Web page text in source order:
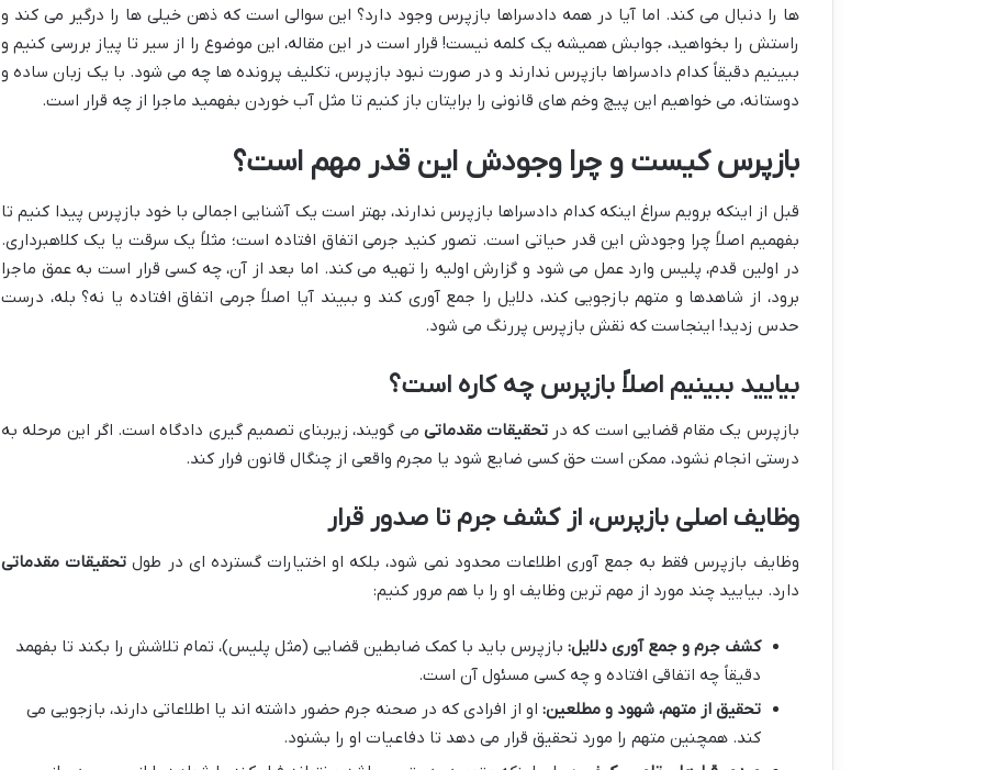
ها را دنبال می کند. اما آیا در همه دادسراها بازپرس وجود دارد؟ این سوالی است که ذهن خیلی ها را درگیر می کند و
راستش را بخواهید، جوابش همیشه یک کلمه نیست! قرار است در این مقاله، این موضوع را از سیر تا پیاز بررسی کنیم و
ببینیم دقیقاً کدام دادسراها بازپرس ندارند و در صورت نبود بازپرس، تکلیف پرونده ها چه می شود. با یک زبان ساده و
دوستانه، می خواهیم این پیچ وخم های قانونی را برایتان باز کنیم تا مثل آب خوردن بفهمید ماجرا از چه قرار است.
بازپرس کیست و چرا وجودش این قدر مهم است؟
قبل از اینکه برویم سراغ اینکه کدام دادسراها بازپرس ندارند، بهتر است یک آشنایی اجمالی با خود بازپرس پیدا کنیم تا
بفهمیم اصلاً چرا وجودش این قدر حیاتی است. تصور کنید جرمی اتفاق افتاده است؛ مثلاً یک سرقت یا یک کلاهبرداری.
در اولین قدم، پلیس وارد عمل می شود و گزارش اولیه را تهیه می کند. اما بعد از آن، چه کسی قرار است به عمق ماجرا
برود، از شاهدها و متهم بازجویی کند، دلایل را جمع آوری کند و ببیند آیا اصلاً جرمی اتفاق افتاده یا نه؟ بله، درست
حدس زدید! اینجاست که نقش بازپرس پررنگ می شود.
بیایید ببینیم اصلاً بازپرس چه کاره است؟
بازپرس یک مقام قضایی است که درتحقیقات مقدماتی می گویند، زیربنای تصمیم گیری دادگاه است. اگر این مرحله به
درستی انجام نشود، ممکن است حق کسی ضایع شود یا مجرم واقعی از چنگال قانون فرار کند.
وظایف اصلی بازپرس، از کشف جرم تا صدور قرار
وظایف بازپرس فقط به جمع آوری اطلاعات محدود نمی شود، بلکه او اختیارات گسترده ای در طول تحقیقات مقدماتی
دارد. بیایید چند مورد از مهم ترین وظایف او را با هم مرور کنیم:
کشف جرم و جمع آوری دلایل: بازپرس باید با کمک ضابطین قضایی (مثل پلیس)، تمام تلاشش را بکند تا بفهمد
دقیقاً چه اتفاقی افتاده و چه کسی مسئول آن است.
تحقیق از متهم، شهود و مطلعین: او از افرادی که در صحنه جرم حضور داشته اند یا اطلاعاتی دارند، بازجویی می
کند. همچنین متهم را مورد تحقیق قرار می دهد تا دفاعیات او را بشنود.